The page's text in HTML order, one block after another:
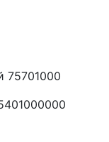
75701000